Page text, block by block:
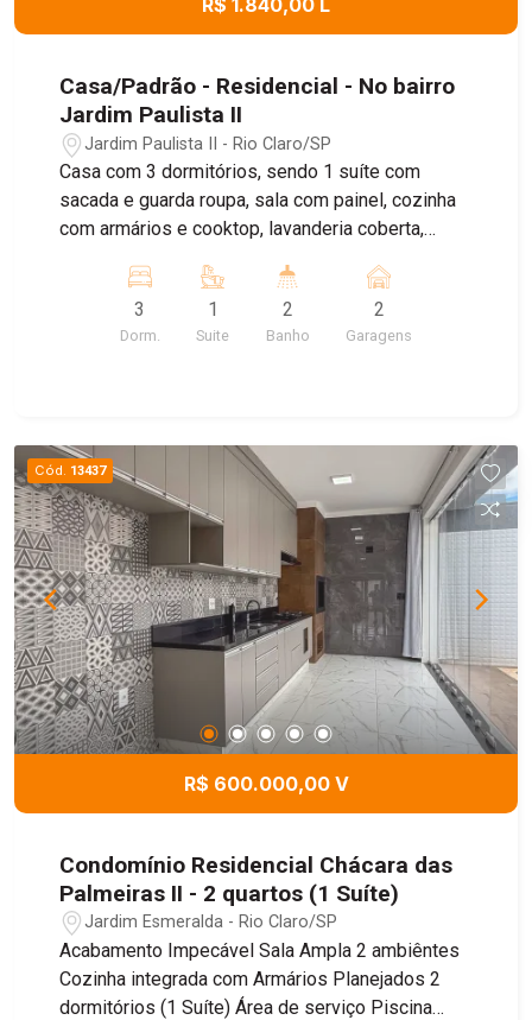
R$ 1.840,00 L
Casa/Padrão - Residencial - No bairro
Jardim Paulista II
Jardim Paulista II - Rio Claro/SP
Casa com 3 dormitórios, sendo 1 suíte com
sacada e guarda roupa, sala com painel, cozinha
com armários e cooktop, lavanderia coberta,
3
Dorm.
1
Suite
2
Banho
2
Garagens
Cód. 13437
R$ 600.000,00 V
Condomínio Residencial Chácara das
Palmeiras II - 2 quartos (1 Suíte)
Jardim Esmeralda - Rio Claro/SP
Acabamento Impecável Sala Ampla 2 ambiêntes
Cozinha integrada com Armários Planejados 2
dormitórios (1 Suíte) Área de serviço Piscina